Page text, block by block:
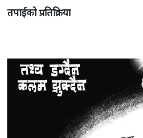
तपाईको प्रतिक्रिया